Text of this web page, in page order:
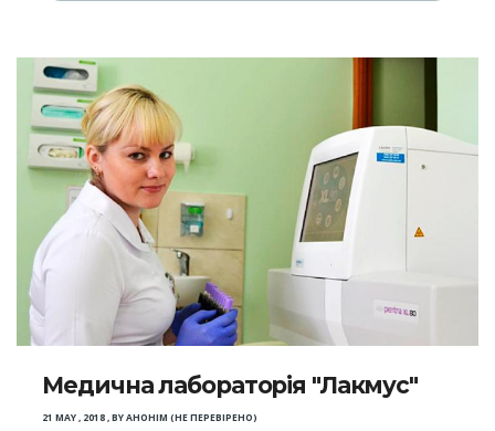
Медична лабораторія "Лакмус"
21 MAY , 2018,BYАНОНІМ (НЕ ПЕРЕВІРЕНО)